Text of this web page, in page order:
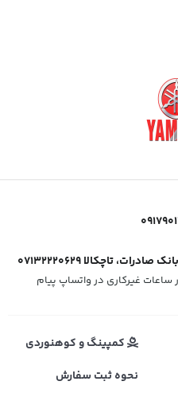
تاچکالا 07132220629
9 صبح الی 20 شب و در ساعات غیرکاری در واتساپ پیام
کمپینگ و کوهنوردی
نحوه ثبت سفارش